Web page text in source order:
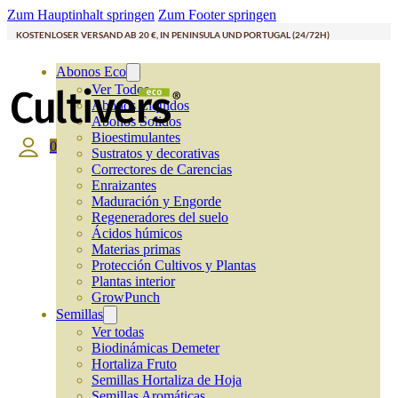
Zum Hauptinhalt springen Zum Footer springen
KOSTENLOSER VERSAND AB 20 €, IN PENINSULA UND PORTUGAL (24/72H)
Abonos Eco
Ver Todos
Abonos Líquidos
Abonos Solidos
Bioestimulantes
Sustratos y decorativas
Correctores de Carencias
Enraizantes
Maduración y Engorde
Regeneradores del suelo
Ácidos húmicos
Materias primas
Protección Cultivos y Plantas
Plantas interior
GrowPunch
Semillas
Ver todas
Biodinámicas Demeter
Hortaliza Fruto
Semillas Hortaliza de Hoja
0